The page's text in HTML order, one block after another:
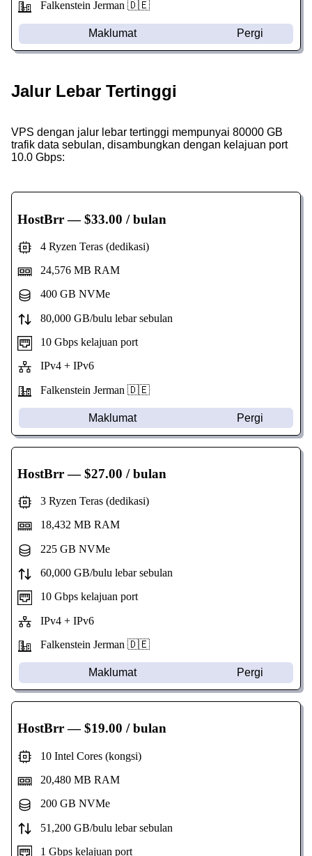
Falkenstein Jerman 🇩🇪
Maklumat Pergi
Jalur Lebar Tertinggi
VPS dengan jalur lebar tertinggi mempunyai 80000 GB
trafik data sebulan, disambungkan dengan kelajuan port
10.0 Gbps:
HostBrr— $33.00 / bulan
4 Ryzen Teras (dedikasi)
24,576 MB RAM
400 GB NVMe
80,000 GB/bulu lebar sebulan
10 Gbps kelajuan port
IPv4 + IPv6
Falkenstein Jerman 🇩🇪
Maklumat Pergi
HostBrr— $27.00 / bulan
3 Ryzen Teras (dedikasi)
18,432 MB RAM
225 GB NVMe
60,000 GB/bulu lebar sebulan
10 Gbps kelajuan port
IPv4 + IPv6
Falkenstein Jerman 🇩🇪
Maklumat Pergi
HostBrr— $19.00 / bulan
10 Intel Cores (kongsi)
20,480 MB RAM
200 GB NVMe
51,200 GB/bulu lebar sebulan
1 Gbps kelajuan port